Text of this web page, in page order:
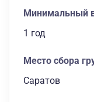
Минимальный
1 год
Место сбора
Саратов